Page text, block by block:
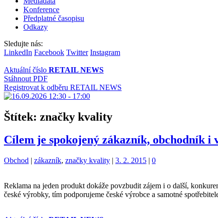
Konference
Předplatné časopisu
Odkazy
Sledujte nás:
LinkedIn Facebook Twitter Instagram
Aktuální číslo RETAIL NEWS
Stáhnout PDF
Registrovat k odběru RETAIL NEWS
Štítek: značky kvality
Cílem je spokojený zákazník, obchodník i
Kategorie:
Obchod | Štítky:
zákazník, značky kvality | 3. 2. 2015 | 0
Reklama na jeden produkt dokáže povzbudit zájem i o další,
české výrobky, tím podporujeme české výrobce a samotné